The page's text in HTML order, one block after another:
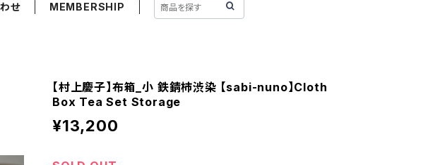
せ MEMBERSHIP
【村上慶子】布箱_小 鉄錆杮渋染 【sabi-nuno】Cloth
Box Tea Set Storage
¥13,200